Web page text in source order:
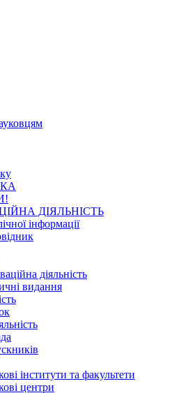
ДІЯЛЬНІСТЬ
інформації
діяльність
видання
інститути та факультети
центри